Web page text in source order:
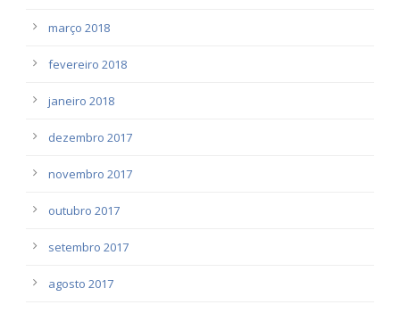
março 2018
fevereiro 2018
janeiro 2018
dezembro 2017
novembro 2017
outubro 2017
setembro 2017
agosto 2017